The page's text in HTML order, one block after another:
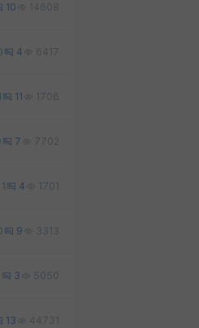
10 14608
4 6417
11 1706
7 7702
1 4 1701
9 3313
3 5050
13 44731